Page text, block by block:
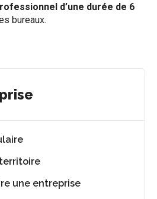
d’une durée de 6
bureaux.
une entreprise